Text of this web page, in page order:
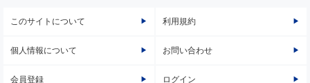
このサイトについて 利用規約
個人情報について お問い合わせ
会員登録 ログイン